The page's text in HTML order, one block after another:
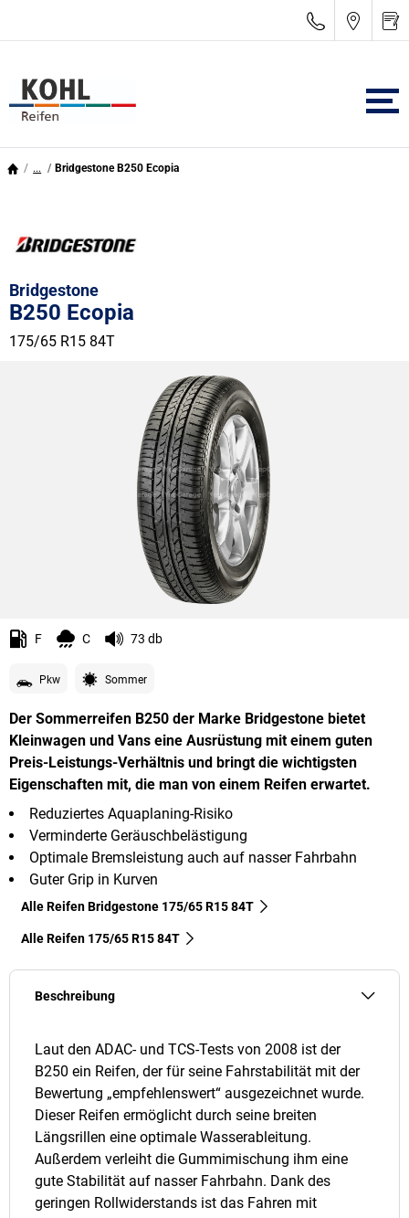
... Bridgestone B250 Ecopia
Bridgestone
B250 Ecopia
175/65 R15 84T
F C 73 db
Pkw Sommer
Der Sommerreifen B250 der Marke Bridgestone bietet
Kleinwagen und Vans eine Ausrüstung mit einem guten
Preis-Leistungs-Verhältnis und bringt die wichtigsten
Eigenschaften mit, die man von einem Reifen erwartet.
Reduziertes Aquaplaning-Risiko
Verminderte Geräuschbelästigung
Optimale Bremsleistung auch auf nasser Fahrbahn
Guter Grip in Kurven
Alle Reifen Bridgestone 175/65 R15 84T
Alle Reifen‎ 175/65 R15 84T
Beschreibung
Laut den ADAC- und TCS-Tests von 2008 ist der
B250 ein Reifen, der für seine Fahrstabilität mit der
Bewertung „empfehlenswert“ ausgezeichnet wurde.
Dieser Reifen ermöglicht durch seine breiten
Längsrillen eine optimale Wasserableitung.
Außerdem verleiht die Gummimischung ihm eine
gute Stabilität auf nasser Fahrbahn. Dank des
geringen Rollwiderstands ist das Fahren mit